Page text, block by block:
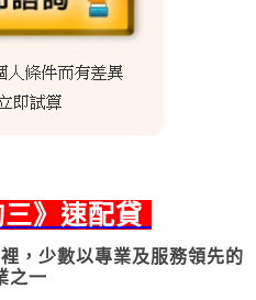
》速配貸
，少數以專業及服務領先的
之一